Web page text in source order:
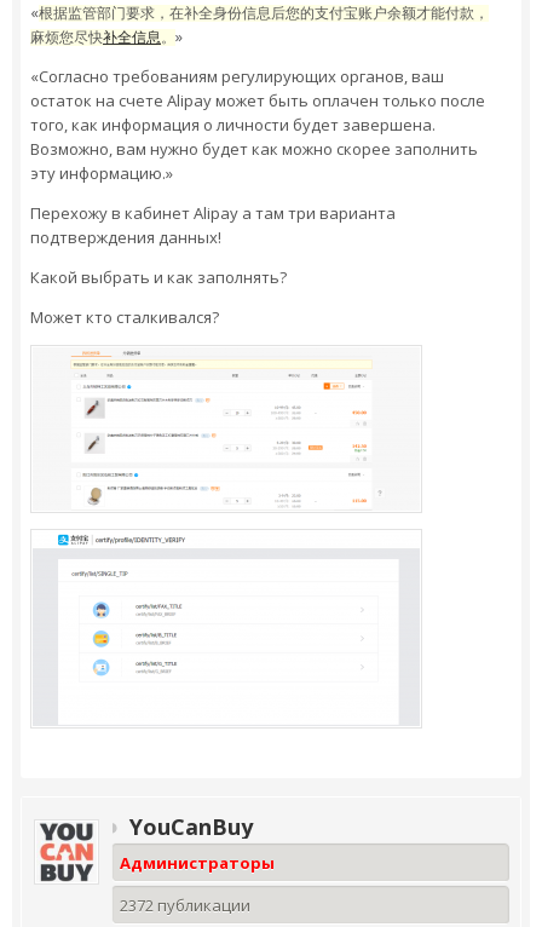
«根据监管部门要求，在补全身份信息后您的支付宝账户余额才能付款，
麻烦您尽快补全信息。 »
«Согласно требованиям регулирующих органов, ваш
остаток на счете Alipay может быть оплачен только после
того, как информация о личности будет завершена.
Возможно, вам нужно будет как можно скорее заполнить
эту информацию.»
Перехожу в кабинетAlipay а там три варианта
подтверждения данных!
Какой выбрать и как заполнять?
Может кто сталкивался?
YouCanBuy
Администраторы
2372 публикации